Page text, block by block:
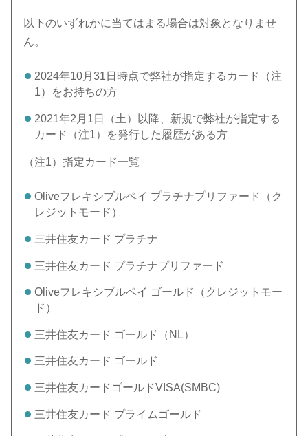
以下のいずれかに当てはまる場合は対象となりませ
ん。
2024年10月31日時点で弊社が指定するカード（注
1）をお持ちの方
2021年2月1日（土）以降、新規で弊社が指定する
カード（注1）を発行した履歴がある方
（注1）指定カード一覧
Oliveフレキシブルペイ プラチナプリファード（ク
レジットモード）
三井住友カード プラチナ
三井住友カード プラチナプリファード
Oliveフレキシブルペイ ゴールド（クレジットモー
ド）
三井住友カード ゴールド（NL）
三井住友カード ゴールド
三井住友カードゴールドVISA(SMBC)
三井住友カード プライムゴールド